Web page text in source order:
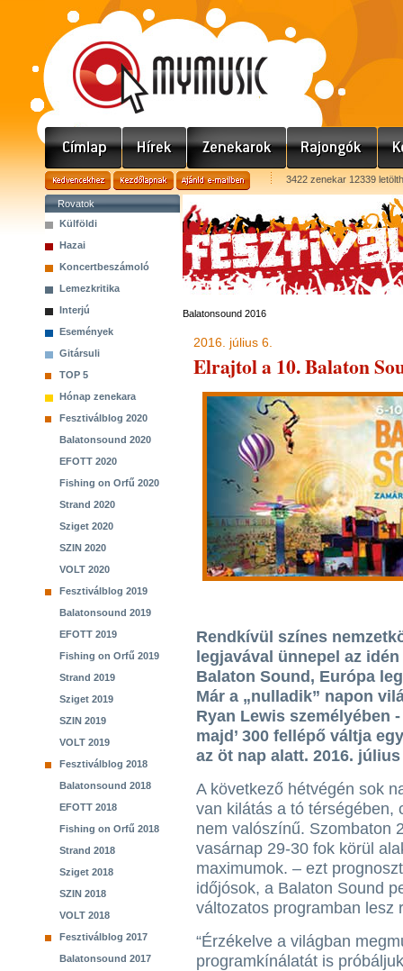
3422 zenekar 12339
Rovatok
Külföldi
Hazai
Koncertbeszámoló
Lemezkritika
Interjú
Események
Gitársuli
TOP 5
Hónap zenekara
Fesztiválblog 2020
Balatonsound 2020
EFOTT 2020
Fishing on Orfű 2020
Strand 2020
Sziget 2020
SZIN 2020
VOLT 2020
Fesztiválblog 2019
Balatonsound 2019
EFOTT 2019
Fishing on Orfű 2019
Strand 2019
Sziget 2019
SZIN 2019
VOLT 2019
Fesztiválblog 2018
Balatonsound 2018
EFOTT 2018
Fishing on Orfű 2018
Strand 2018
Sziget 2018
SZIN 2018
VOLT 2018
Fesztiválblog 2017
Balatonsound 2017
Balatonsound 2016
2016. július 6.
Elrajtol a 10. Balaton
Rendkívül színes
legjavával ünnepel az
Balaton Sound, Európa
Már a „nulladik” napon
Ryan Lewis személyében
majd’ 300 fellépő váltja
az öt nap alatt. 2016.
A következő hétvégén sok
van kilátás a tó térségében,
nem valószínű. Szombaton
vasárnap 29-30 fok körül
maximumok. – ezt
időjósok, a Balaton Sound
változatos programban lesz
“Érzékelve a világban
programkínálatát is